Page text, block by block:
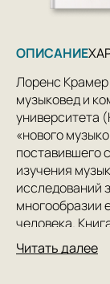
ОПИСАНИЕ
Лоренс
музыковед и
университета
«нового
поставившего
изучения
исследований
многообразии
человека.
2019 году,
направлении,
Читать далее